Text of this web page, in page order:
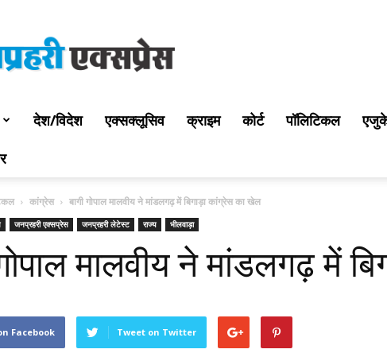
देश/विदेश एक्सक्लूसिव क्राइम कोर्ट पॉलिटिकल
कांग्रेस बागी गोपाल मालवीय ने मांडलगढ़ में बिगाड़ा कांग्रेस का खेल
जनप्रहरी एक्सप्रेस जनप्रहरी लेटेस्ट राज्य भीलवाड़ा
मालवीय ने मांडलगढ़ में
Facebook Tweet on Twitter